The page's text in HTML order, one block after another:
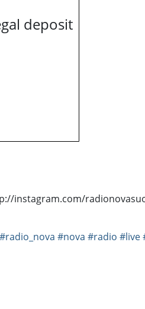
deposit
#radio_nova #nova #radio #live